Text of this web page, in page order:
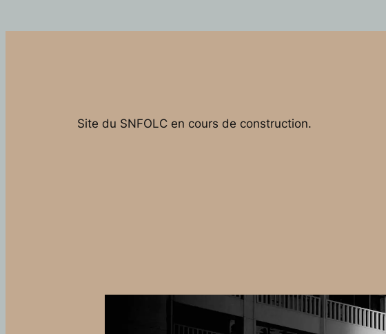
Site du SNFOLC en cours de construction.